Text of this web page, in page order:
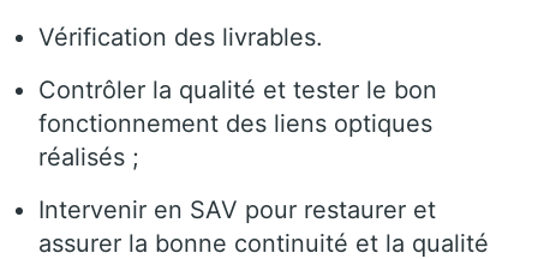
Vérification des livrables.
Contrôler la qualité et tester le bon
fonctionnement des liens optiques
réalisés ;
Intervenir en SAV pour restaurer et
assurer la bonne continuité et la qualité